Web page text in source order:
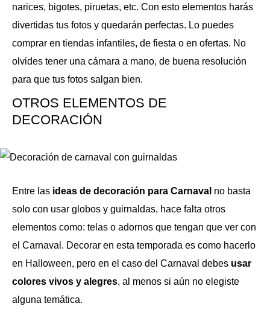
narices, bigotes, piruetas, etc. Con esto elementos harás
divertidas tus fotos y quedarán perfectas. Lo puedes
comprar en tiendas infantiles, de fiesta o en ofertas. No
olvides tener una cámara a mano, de buena resolución
para que tus fotos salgan bien.
OTROS ELEMENTOS DE
DECORACIÓN
Entre las ideas de decoración para Carnaval no basta
solo con usar globos y guirnaldas, hace falta otros
elementos como: telas o adornos que tengan que ver con
el Carnaval. Decorar en esta temporada es como hacerlo
en Halloween, pero en el caso del Carnaval debes usar
colores vivos y alegres, al menos si aún no elegiste
alguna temática.